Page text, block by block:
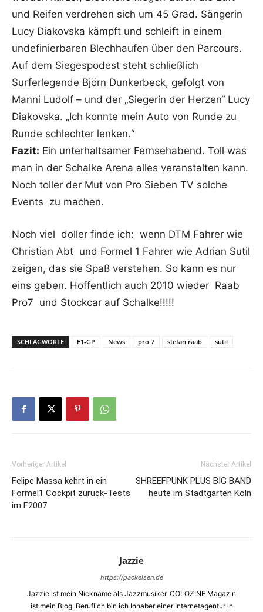
und Reifen verdrehen sich um 45 Grad. Sängerin
Lucy Diakovska kämpft und schleift in einem
undefinierbaren Blechhaufen über den Parcours.
Auf dem Siegespodest steht schließlich
Surferlegende Björn Dunkerbeck, gefolgt von
Manni Ludolf – und der „Siegerin der Herzen“ Lucy
Diakovska. „Ich konnte mein Auto von Runde zu
Runde schlechter lenken.“
Fazit: Ein unterhaltsamer Fernsehabend. Toll was
man in der Schalke Arena alles veranstalten kann.
Noch toller der Mut von Pro Sieben TV solche
Events zu machen.
Noch viel doller finde ich: wenn DTM Fahrer wie
Christian Abt und Formel 1 Fahrer wie Adrian Sutil
zeigen, das sie Spaß verstehen. So kann es nur
eins geben. Hoffentlich auch 2010 wieder Raab
Pro7 und Stockcar auf Schalke!!!!!
SCHLAGWORTE F1-GP News pro 7 stefan raab sutil
Vorheriger Artikel
Felipe Massa kehrt in ein
Formel1 Cockpit zurück-Tests
im F2007
Nächster Artikel
SHREEFPUNK PLUS BIG BAND
heute im Stadtgarten Köln
Jazzie
https://packeisen.de
Jazzie ist mein Nickname als Jazzmusiker. COLOZINE Magazin
ist mein Blog. Beruflich bin ich Inhaber einer Internetagentur in